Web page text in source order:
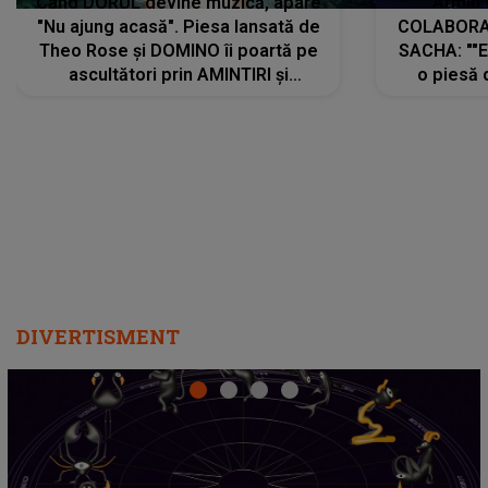
"Nu ajung acasă". Piesa lansată de
Theo Rose și DOMINO îi poartă pe
ascultători prin AMINTIRI și
SACHA:
o piesă
DIVERTISMENT